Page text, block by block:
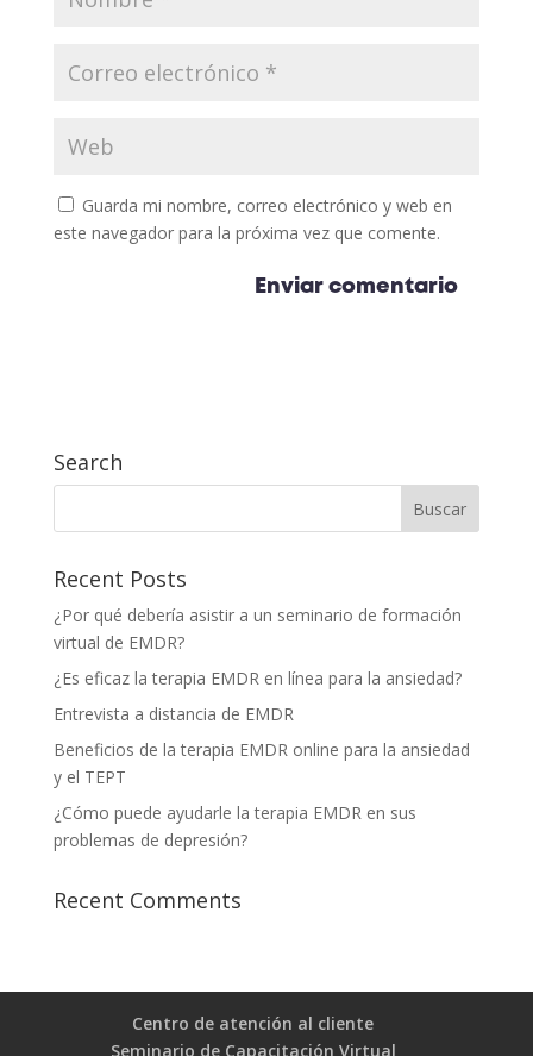
Guarda mi nombre, correo electrónico y web en
este navegador para la próxima vez que comente.
Search
Recent Posts
¿Por qué debería asistir a un seminario de formación
virtual de EMDR?
¿Es eficaz la terapia EMDR en línea para la ansiedad?
Entrevista a distancia de EMDR
Beneficios de la terapia EMDR online para la ansiedad
y el TEPT
¿Cómo puede ayudarle la terapia EMDR en sus
problemas de depresión?
Recent Comments
Centro de atención al cliente
Seminario de Capacitación Virtual